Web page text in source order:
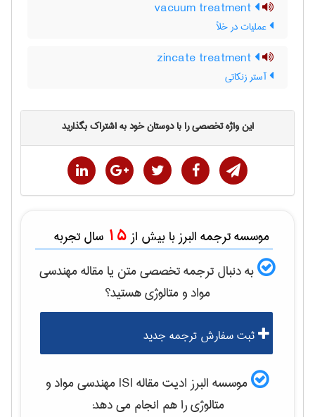
عملیات در خلأ
آستر زنکاتی
این واژه تخصصی را با دوستان خود به اشتراک بگذارید
موسسه ترجمه البرز با بیش از 15 سال تجربه
به دنبال ترجمه تخصصی متن یا مقالهمهندسی
مواد و متالوژیهستید؟
ثبت سفارش ترجمه جدید
موسسه البرز ادیت مقاله ISI
مهندسی مواد و
متالوژیرا هم انجام می دهد: